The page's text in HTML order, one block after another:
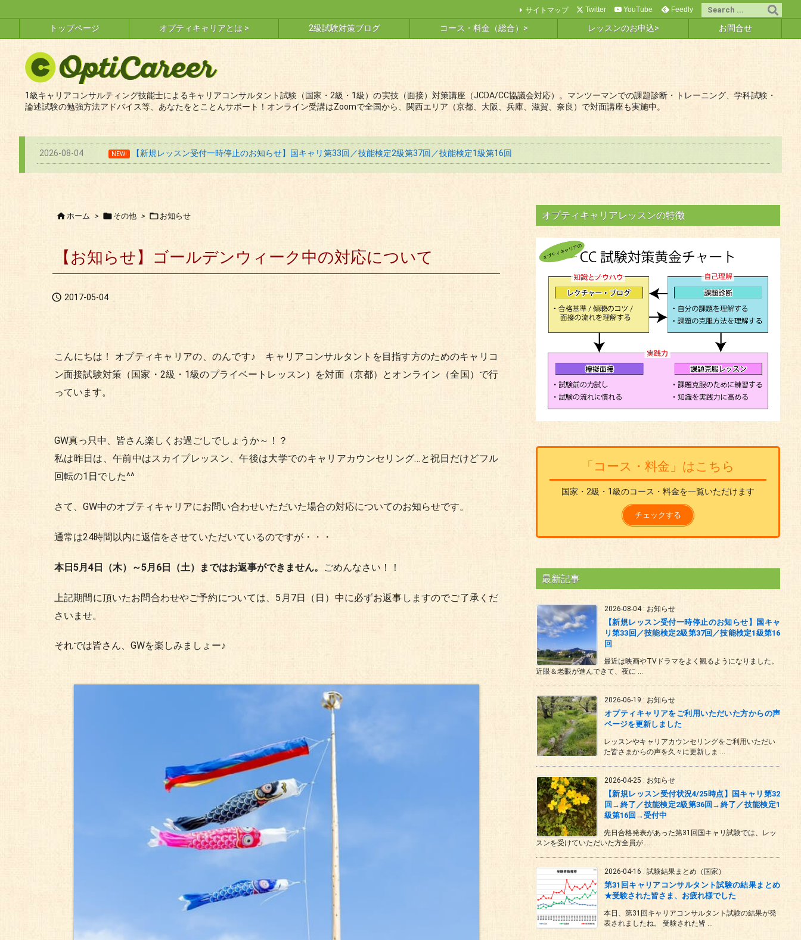
トップページ オプティキャリアとは > 2級試験対策ブログ コース・料金（総合）> レッスンのお申込> お問合せ
サイトマップ Twitter YouTube Feedly
1級キャリアコンサルティング技能士によるキャリアコンサルタント試験（国家・2級・1級）の実技（面接）対策講座（JCDA/CC協議会対応）。マンツーマンでの課題診断・トレーニング、学科試験・
論述試験の勉強方法アドバイス等、あなたをとことんサポート！オンライン受講はZoomで全国から、関西エリア（京都、大阪、兵庫、滋賀、奈良）で対面講座も実施中。
2026-08-04 NEW! 【新規レッスン受付一時停止のお知らせ】国キャリ第33回／技能検定2級第37回／技能検定1級第16回
ホーム >  その他 >  お知らせ
【お知らせ】ゴールデンウィーク中の対応について
 2017-05-04
こんにちは！ オプティキャリアの、のんです♪ キャリアコンサルタントを目指す方のためのキャリコ
ン面接試験対策（国家・2級・1級のプライベートレッスン）を対面（京都）とオンライン（全国）で行
っています。
GW真っ只中、皆さん楽しくお過ごしでしょうか～！？
私は昨日は、午前中はスカイプレッスン、午後は大学でのキャリアカウンセリング…と祝日だけどフル
回転の1日でした^^
さて、GW中のオプティキャリアにお問い合わせいただいた場合の対応についてのお知らせです。
通常は24時間以内に返信をさせていただいているのですが・・・
本日5月4日（木）～5月6日（土）まではお返事ができません。 ごめんなさい！！
上記期間に頂いたお問合わせやご予約については、5月7日（日）中に必ずお返事しますのでご了承くだ
さいませ。
それでは皆さん、GWを楽しみましょー♪
オプティキャリアレッスンの特徴
「コース・料金」はこちら
国家・2級・1級のコース・料金を一覧いただけます
チェックする
最新記事
2026-08-04: お知らせ
【新規レッスン受付一時停止のお知らせ】国キャ
リ第33回／技能検定2級第37回／技能検定1級第16
回
最近は映画やTVドラマをよく観るようになりました。
近眼＆老眼が進んできて、夜に ...
2026-06-19 : お知らせ
オプティキャリアをご利用いただいた方からの声
ページを更新しました
レッスンやキャリアカウンセリングをご利用いただい
た皆さまからの声を久々に更新しま ...
2026-04-25 : お知らせ
【新規レッスン受付状況4/25時点】国キャリ第32
回→終了／技能検定2級第36回→終了／技能検定1
級第16回→受付中
先日合格発表があった第31回国キャリ試験では、レッ
スンを受けていただいた方全員が ...
2026-04-16 : 試験結果まとめ（国家）
第31回キャリアコンサルタント試験の結果まとめ
★受験された皆さま、お疲れ様でした
本日、第31回キャリアコンサルタント試験の結果が発
表されましたね。 受験された皆 ...